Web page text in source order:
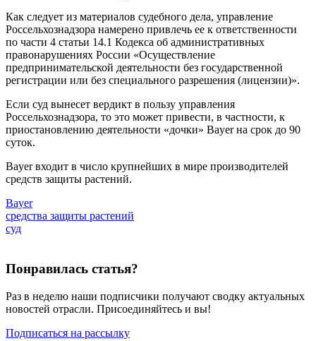
Как следует из материалов судебного дела, управление
Россельхознадзора намерено привлечь ее к ответственности
по части 4 статьи 14.1 Кодекса об административных
правонарушениях России «Осуществление
предпринимательской деятельности без государственной
регистрации или без специального разрешения (лицензии)».
Если суд вынесет вердикт в пользу управления
Россельхознадзора, то это может привести, в частности, к
приостановлению деятельности «дочки» Bayer на срок до 90
суток.
Bayer входит в число крупнейших в мире производителей
средств защиты растений.
Bayer
средства защиты растений
суд
Понравилась статья?
Раз в неделю наши подписчики получают сводку актуальных
новостей отрасли. Присоединяйтесь и вы!
Подписаться на рассылку